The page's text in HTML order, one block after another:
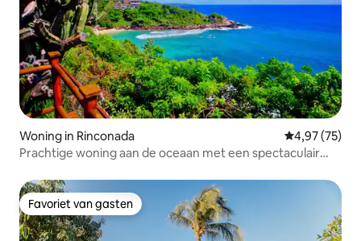
Woning in Rinconada Gemiddelde
4,97 (75)
Prachtige woning aan de oceaan met een spectaculair
Favoriet van gasten
Favoriet van gasten